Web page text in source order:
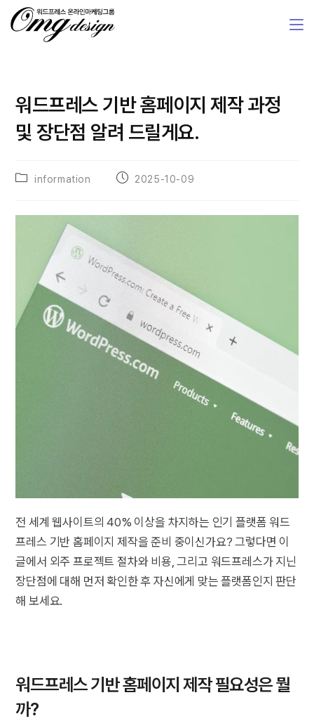
워드프레스 기반 홈페이지 제작 과정
및 장단점 알려 드릴게요.
information 2025-10-09
전 세계 웹사이트의 40% 이상을 차지하는 인기 플랫폼 워드
프레스 기반 홈페이지 제작을 준비 중이신가요? 그렇다면 이
글에서 외주 프로젝트 절차와 비용, 그리고 워드프레스가 지닌
장단점에 대해 먼저 확인한 후 자신에게 맞는 플랫폼인지 판단
해 보세요.
워드프레스 기반 홈페이지 제작 필요성은 뭘
까?